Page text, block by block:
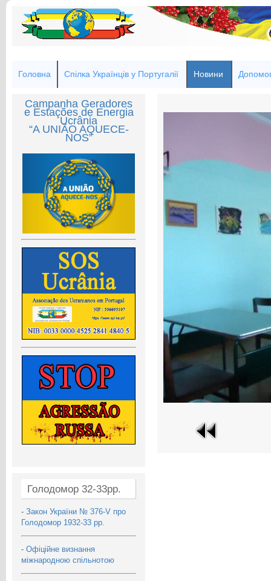
Головна Спілка Українців у Португалії Новини
Campanha Geradores
e Estações de Energia
Ucrânia
“A UNIÃO AQUECE-
NOS”
Голодомор 32-33рр.
- Закон України № 376-V про
Голодомор 1932-33 рр.
- Офіційне визнання
міжнародною спільнотою